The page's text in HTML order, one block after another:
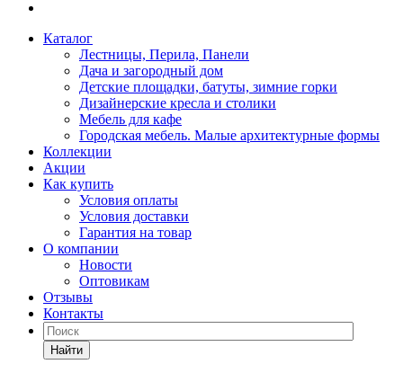
Каталог
Лестницы, Перила, Панели
Дача и загородный дом
Детские площадки, батуты, зимние горки
Дизайнерские кресла и столики
Мебель для кафе
Городская мебель. Малые архитектурные формы
Коллекции
Акции
Как купить
Условия оплаты
Условия доставки
Гарантия на товар
О компании
Новости
Оптовикам
Отзывы
Контакты
Найти